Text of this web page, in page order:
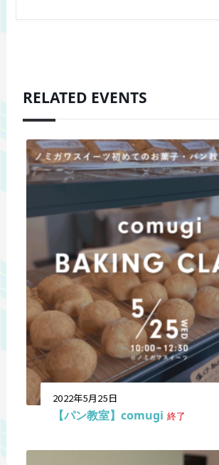
RELATED EVENTS
2022年5月25日
【パン教室】comugi 終了